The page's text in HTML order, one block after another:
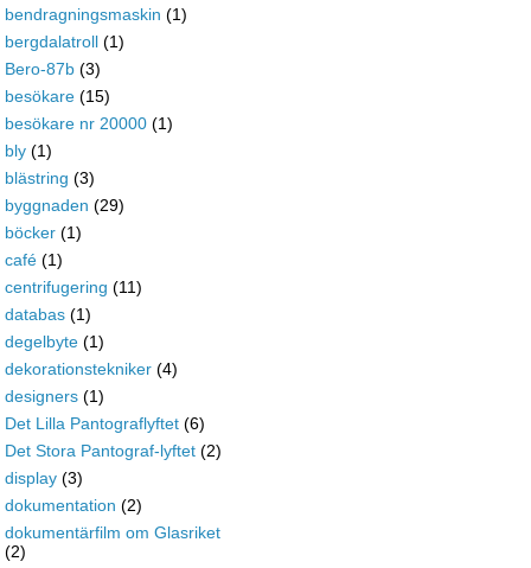
bendragningsmaskin (1)
bergdalatroll (1)
Bero-87b (3)
besökare (15)
besökare nr 20000 (1)
bly (1)
blästring (3)
byggnaden (29)
böcker (1)
café (1)
centrifugering (11)
databas (1)
degelbyte (1)
dekorationstekniker (4)
designers (1)
Det Lilla Pantograflyftet (6)
Det Stora Pantograf-lyftet (2)
display (3)
dokumentation (2)
dokumentärfilm om Glasriket
(2)